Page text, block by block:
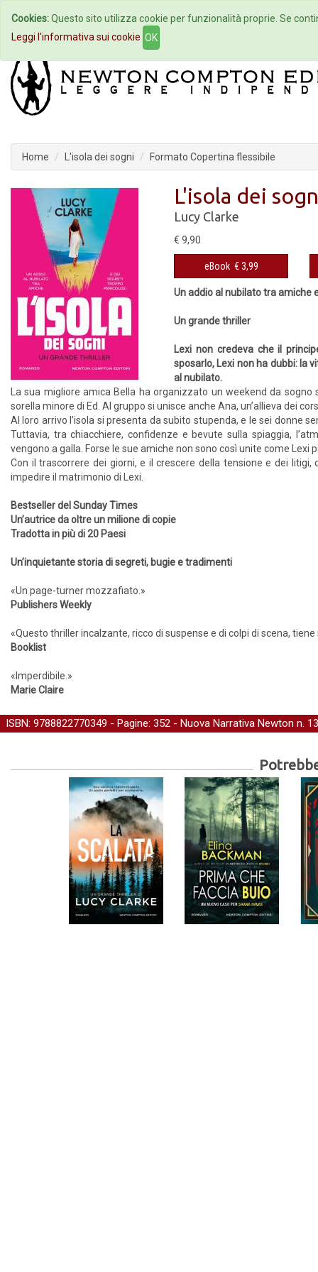
Home Autori Eventi
Home L'isola dei sogni Formato Copertina flessibile
L'isola dei
Lucy Clarke
€ 9,90
eBook € 3,99
Un addio al nubilato tra amiche
Un grande thriller
Lexi non credeva che il
sposarlo, Lexi non ha dubbi: la
al nubilato.
La sua migliore amica Bella ha organizzato un weekend da
sorella minore di Ed. Al gruppo si unisce anche Ana, un’allieva dei
Al loro arrivo l’isola si presenta da subito stupenda, e le sei donne
Tuttavia, tra chiacchiere, confidenze e bevute sulla spiaggia,
vengono a galla. Forse le sue amiche non sono così unite come Lexi
Con il trascorrere dei giorni, e il crescere della tensione e dei
impedire il matrimonio di Lexi.
Bestseller del Sunday Times
Un’autrice da oltre un milione di copie
Tradotta in più di 20 Paesi
Un’inquietante storia di segreti, bugie e tradimenti
«Un page-turner mozzafiato.»
Publishers Weekly
«Questo thriller incalzante, ricco di suspense e di colpi di scena,
Booklist
«Imperdibile.»
Marie Claire
ISBN: 9788822770349 - Pagine: 352 - Nuova Narrativa Newton n.
Cookies:Questo sito utilizza cookie per funzionalità proprie. Se
Leggi l'informativa sui cookie OK